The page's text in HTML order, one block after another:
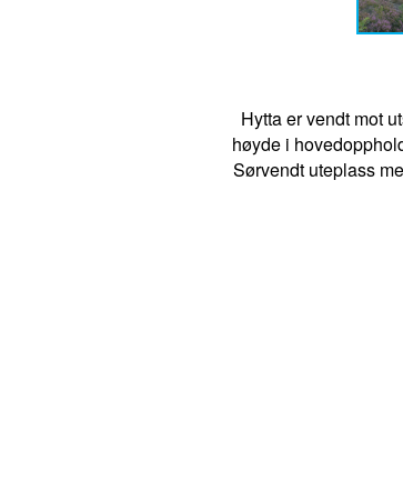
Hytta er vendt mot
høyde i
Sørvendt uteplass